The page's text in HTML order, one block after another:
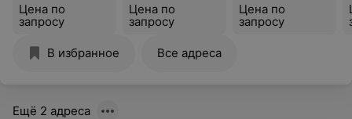
Цена по
запросу
Цена по
запросу
Цена по
запросу
В избранное Все адреса
Ещё 2 адреса